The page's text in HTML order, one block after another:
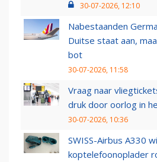
30-07-2026, 12:10
Nabestaanden
Duitse staat aan,
bot
30-07-2026, 11:58
Vraag naar
druk door oorlog in
30-07-2026, 10:36
SWISS-Airbus A330
koptelefoonoplader